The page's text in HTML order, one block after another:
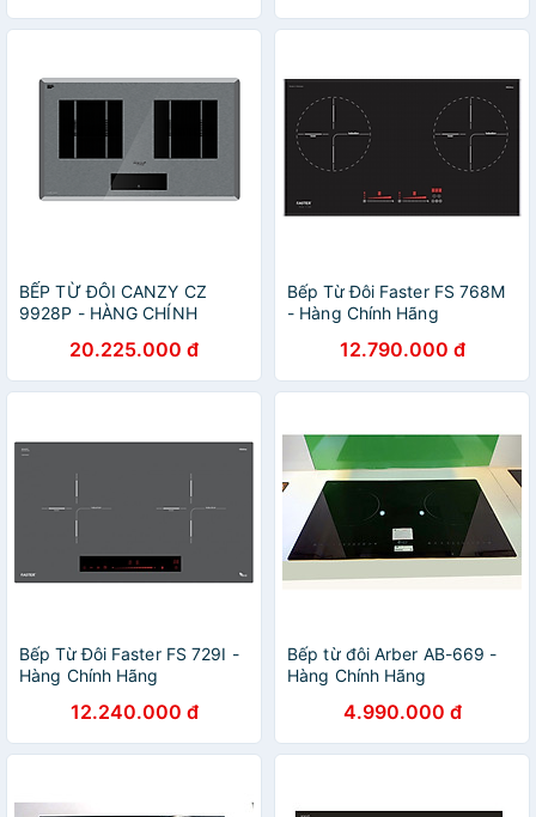
BẾP TỪ ĐÔI CANZY CZ
9928P - HÀNG CHÍNH
20.225.000 đ
Bếp Từ Đôi Faster FS 768M
- Hàng Chính Hãng
12.790.000 đ
Bếp Từ Đôi Faster FS 729I -
Hàng Chính Hãng
12.240.000 đ
Bếp từ đôi Arber AB-669 -
Hàng Chính Hãng
4.990.000 đ